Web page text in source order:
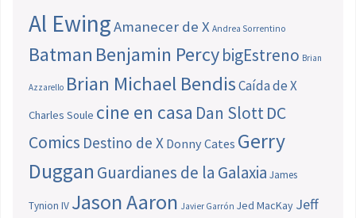
Al EwingAmanecer de X Andrea Sorrentino
Batman Benjamin PercybigEstreno Brian
Azzarello Brian Michael BendisCaída de X
Charles Soule cine en casa Dan SlottDC
Comics Destino de X Donny Cates Gerry
Duggan Guardianes de la Galaxia James
Tynion IV Jason Aaron Javier Garrón Jed MacKay Jeff